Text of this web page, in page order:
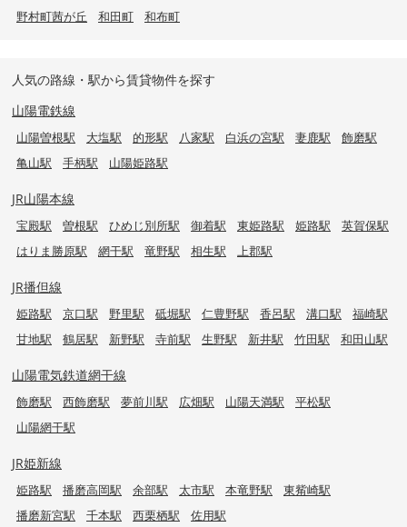
野村町茜が丘
和田町 和布町
人気の路線・駅から賃貸物件を探す
山陽電鉄線
山陽曽根駅 大塩駅 的形駅 八家駅 白浜の宮駅 妻鹿駅
飾磨駅
亀山駅
手柄駅 山陽姫路駅
JR山陽本線
宝殿駅 曽根駅 ひめじ別所駅 御着駅 東姫路駅 姫路駅
英賀保駅
はりま勝原駅
網干駅 竜野駅 相生駅 上郡駅
JR播但線
姫路駅 京口駅 野里駅 砥堀駅 仁豊野駅 香呂駅 溝口駅
福崎駅
甘地駅
鶴居駅 新野駅 寺前駅 生野駅 新井駅 竹田駅 和田山駅
山陽電気鉄道網干線
飾磨駅 西飾磨駅 夢前川駅 広畑駅 山陽天満駅
平松駅
山陽網干駅
JR姫新線
姫路駅 播磨高岡駅 余部駅 太市駅 本竜野駅
東觜崎駅
播磨新宮駅
千本駅 西栗栖駅 佐用駅